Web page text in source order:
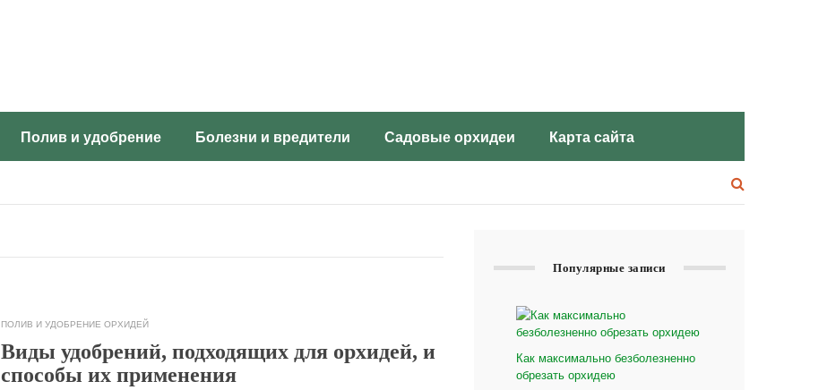
Полив и удобрение Болезни и вредители Садовые орхидеи Карта сайта
ПОЛИВ И УДОБРЕНИЕ ОРХИДЕЙ
Виды удобрений, подходящих для орхидей, и
способы их применения
Популярные записи
Как максимально безболезненно
обрезать орхидею